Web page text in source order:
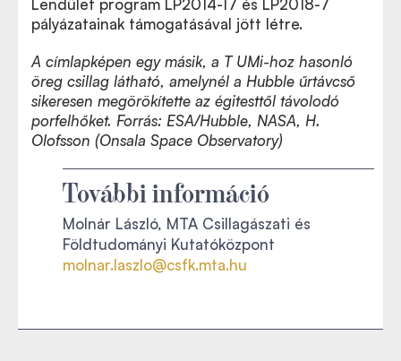
Lendület program LP2014-17 és LP2018-7
pályázatainak támogatásával jött létre.
A címlapképen egy másik, a T UMi-hoz hasonló
öreg csillag látható, amelynél a Hubble űrtávcső
sikeresen megörökítette az égitesttől távolodó
porfelhőket. Forrás: ESA/Hubble, NASA, H.
Olofsson (Onsala Space Observatory)
További információ
Molnár László, MTA Csillagászati és
Földtudományi Kutatóközpont
molnar.laszlo@csfk.mta.hu